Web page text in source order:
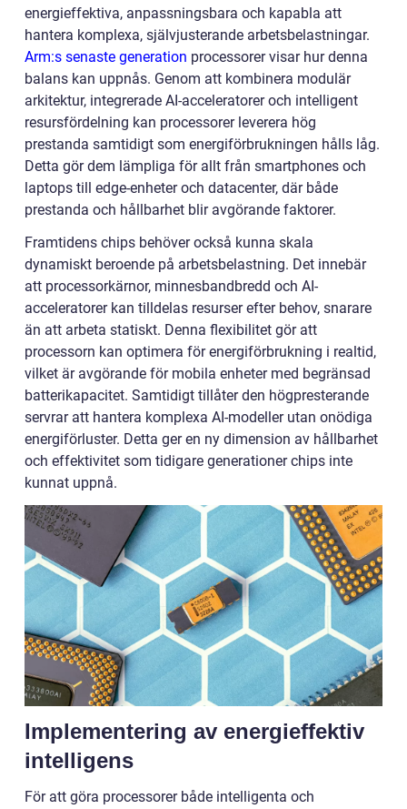
energieffektiva, anpassningsbara och kapabla att
hantera komplexa, självjusterande arbetsbelastningar.
Arm:s senaste generation processorer visar hur denna
balans kan uppnås. Genom att kombinera modulär
arkitektur, integrerade AI-acceleratorer och intelligent
resursfördelning kan processorer leverera hög
prestanda samtidigt som energiförbrukningen hålls låg.
Detta gör dem lämpliga för allt från smartphones och
laptops till edge-enheter och datacenter, där både
prestanda och hållbarhet blir avgörande faktorer.
Framtidens chips behöver också kunna skala
dynamiskt beroende på arbetsbelastning. Det innebär
att processorkärnor, minnesbandbredd och AI-
acceleratorer kan tilldelas resurser efter behov, snarare
än att arbeta statiskt. Denna flexibilitet gör att
processorn kan optimera för energiförbrukning i realtid,
vilket är avgörande för mobila enheter med begränsad
batterikapacitet. Samtidigt tillåter den högpresterande
servrar att hantera komplexa AI-modeller utan onödiga
energiförluster. Detta ger en ny dimension av hållbarhet
och effektivitet som tidigare generationer chips inte
kunnat uppnå.
Implementering av energieffektiv
intelligens
För att göra processorer både intelligenta och